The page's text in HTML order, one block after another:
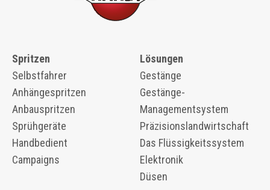
Spritzen
Selbstfahrer
Anhängespritzen
Anbauspritzen
Sprühgeräte
Handbedient
Campaigns
Lösungen
Gestänge
Gestänge-
Managementsystem
Präzisionslandwirtschaft
Das Flüssigkeitssystem
Elektronik
Düsen